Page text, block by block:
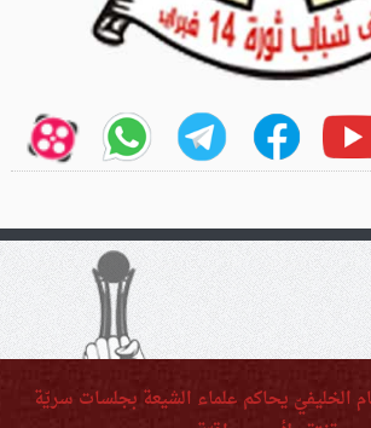
الخليفيّ يحاكم علماء الشيعة بجلسات سريّة